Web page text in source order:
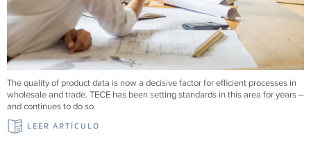
The quality of product data is now a decisive factor for efficient processes in
wholesale and trade. TECE has been setting standards in this area for years –
and continues to do so.
LEER ARTÍCULO